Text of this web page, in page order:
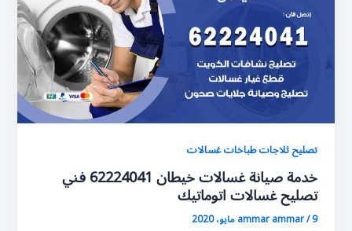
تصليح ثلاجات طباخات غسالات
خدمة صيانة غسالات خيطان 62224041 فني
تصليح غسالات اتوماتيك
ammar ammar/9 مايو، 2020